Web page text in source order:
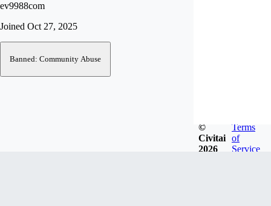
ev9988com
Joined Oct 27, 2025
Banned: Community Abuse
©
Civitai
2026
Terms
of
Service